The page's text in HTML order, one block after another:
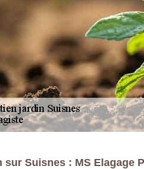
sur Suisnes : MS Elagage